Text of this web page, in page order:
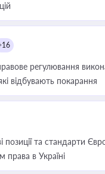
регулювання
відбувають покарання
та стандарти
права в Україні